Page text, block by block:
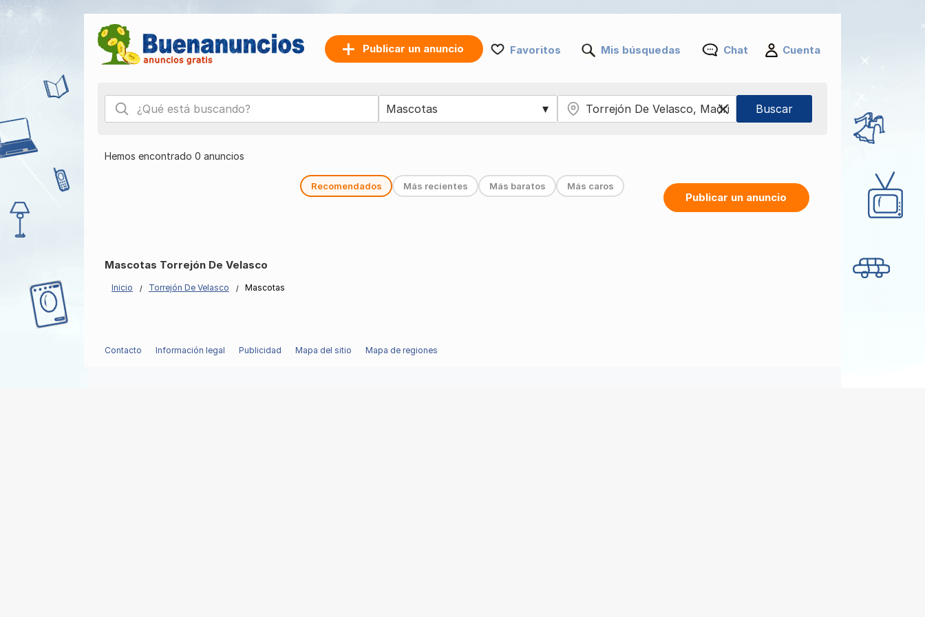
Publicar un anuncio Favoritos Mis búsquedas Chat Cuenta
Hemos encontrado 0 anuncios
Recomendados Más recientes Más baratos Más caros
Mascotas Torrejón De Velasco
Inicio Torrejón De Velasco Mascotas
Publicar un anuncio
Contacto Información legal Publicidad Mapa del sitio Mapa de regiones